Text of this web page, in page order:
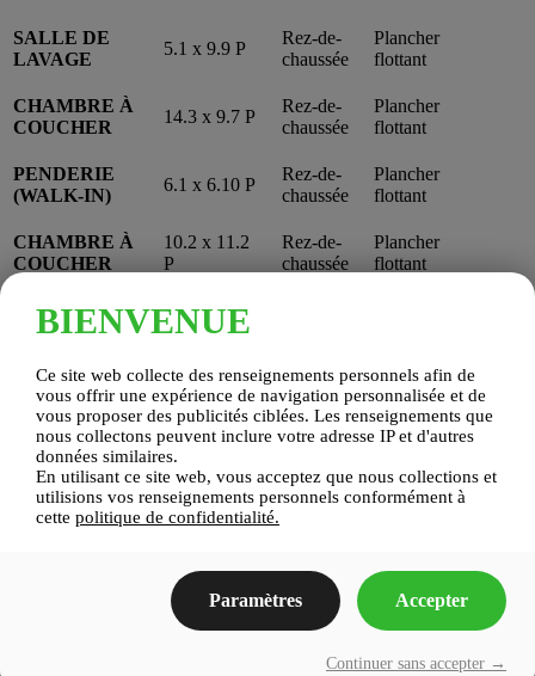
SALLE DE
LAVAGE
5.1 x 9.9 P
Rez-de-
chaussée
Plancher
flottant
CHAMBRE À
COUCHER
14.3 x 9.7 P
Rez-de-
chaussée
Plancher
flottant
PENDERIE
(WALK-IN)
6.1 x 6.10 P
Rez-de-
chaussée
Plancher
flottant
CHAMBRE À
COUCHER
10.2 x 11.2
P
Rez-de-
chaussée
Plancher
flottant
SALLE DE
BAINS
9.0 x 9.9 P
Hall d'entrée
Dimensions: 5.1 x 7.10 P
Étages: Rez-de-chaussée
Couvre plancher: Plancher flottant
Infos:
Cuisine et salle à manger
Dimensions: 14.11 x 12.0 P
Étages: Rez-de-chaussée
: 18.10 x 8.9 P
: Rez-de-chaussée
BIENVENUE
Ce site web collecte des renseignements personnels afin de
vous offrir une expérience de navigation personnalisée et de
vous proposer des publicités ciblées. Les renseignements que
nous collectons peuvent inclure votre adresse IP et d'autres
données similaires.
En utilisant ce site web, vous acceptez que nous collections et
utilisions vos renseignements personnels conformément à
cette politique de confidentialité.
Paramètres Accepter
Continuer sans accepter →